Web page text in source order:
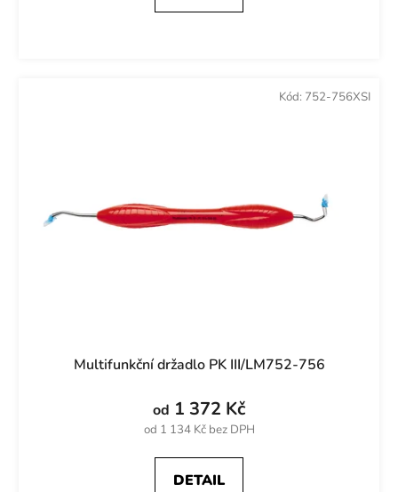
Multifunkční držadlo PK III/LM752-756
od 1 134 Kč bez DPH
od 1 372 Kč
DETAIL
Kód: 752-756XSI